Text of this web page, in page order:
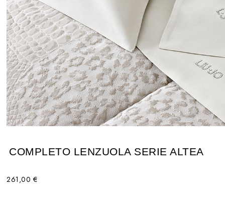
COMPLETO LENZUOLA SERIE ALTEA
261,00 €